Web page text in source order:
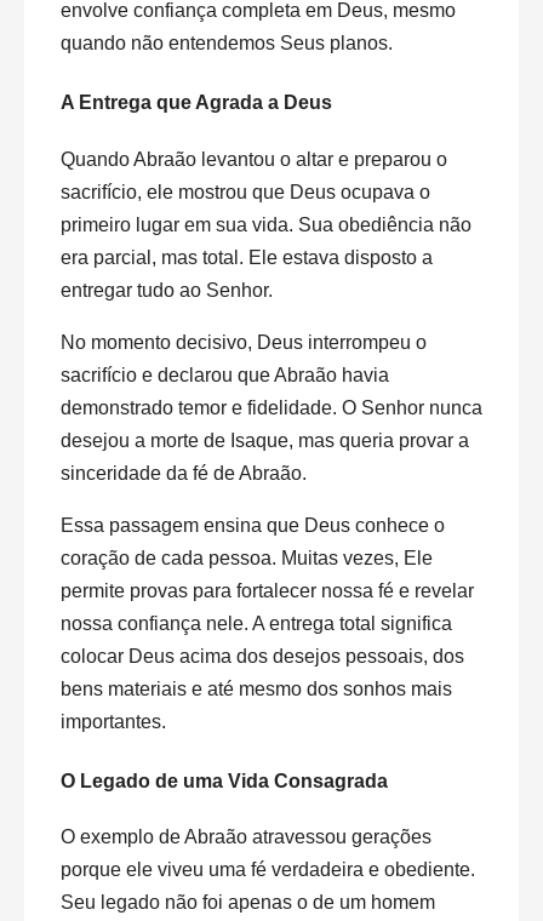
envolve confiança completa em Deus, mesmo
quando não entendemos Seus planos.
A Entrega que Agrada a Deus
Quando Abraão levantou o altar e preparou o
sacrifício, ele mostrou que Deus ocupava o
primeiro lugar em sua vida. Sua obediência não
era parcial, mas total. Ele estava disposto a
entregar tudo ao Senhor.
No momento decisivo, Deus interrompeu o
sacrifício e declarou que Abraão havia
demonstrado temor e fidelidade. O Senhor nunca
desejou a morte de Isaque, mas queria provar a
sinceridade da fé de Abraão.
Essa passagem ensina que Deus conhece o
coração de cada pessoa. Muitas vezes, Ele
permite provas para fortalecer nossa fé e revelar
nossa confiança nele. A entrega total significa
colocar Deus acima dos desejos pessoais, dos
bens materiais e até mesmo dos sonhos mais
importantes.
O Legado de uma Vida Consagrada
O exemplo de Abraão atravessou gerações
porque ele viveu uma fé verdadeira e obediente.
Seu legado não foi apenas o de um homem